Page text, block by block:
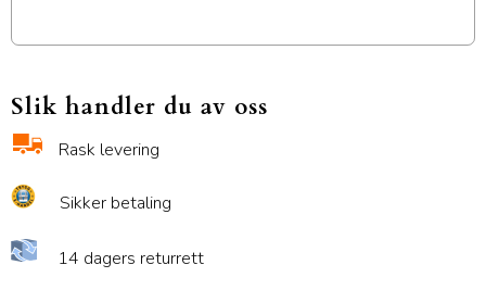
Slik handler du av oss
Rask levering
Sikker betaling
14 dagers returrett